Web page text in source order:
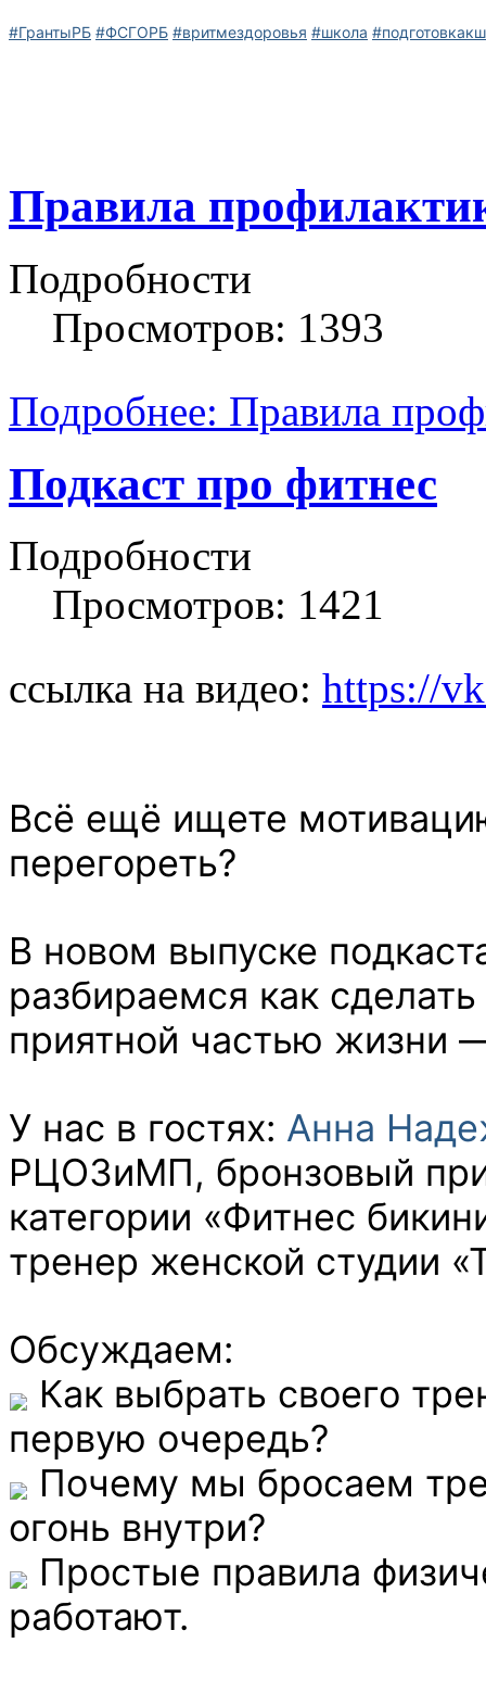
#ГрантыРБ #ФСГОРБ #вритмездоровья #школа
Правила
Подробности
Просмотров: 1393
Подробнее: Правила
Подкаст про фитнес
Подробности
Просмотров: 1421
ссылка на видео: https://
Всё ещё ищете
перегореть?
В новом выпуске
разбираемся как
приятной частью жизни
У нас в гостях: Анна
РЦОЗиМП, бронзовый
категории «Фитнес
тренер женской студии
Обсуждаем:
Как выбрать своего
первую очередь?
Почему мы бросаем
огонь внутри?
Простые правила
работают.